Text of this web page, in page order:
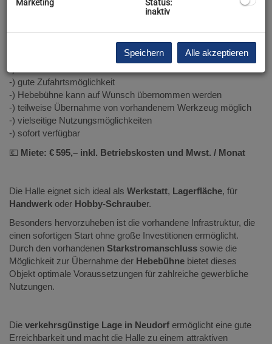
-) ca. 80 m² Nutzfläche (10 m x 8 m)
-) gute Zufahrtsmöglichkeit
-) Hebebühne kann auf Wunsch übernommen werden
-) teilweise Übernahme von vorhandenem Werkzeug möglich
-) vielseitige Nutzungsmöglichkeiten
-) sofort verfügbar
💶 Miete: € 595,– inkl. Betriebskosten und Mwst. / Monat
Die Halle eignet sich ideal als Werkstatt, Lagerfläche, für
Handwerk oder Hobby-Schrauber.
Besonders hervorzuheben ist die vorhandene Infrastruktur, die
einen sofortigen Start ohne große Investitionen ermöglicht.
Durch den vorhandenen Starkstromanschluss sowie die
Möglichkeit zur Übernahme der Hebebühne bietet dieses
Objekt optimale Voraussetzungen für zahlreiche gewerbliche
Nutzungen.
Die verkehrsgünstige Lage in Neudorf ermöglicht eine gute
Erreichbarkeit und macht die Halle zu einem attraktiven
Marketing
Status:
inaktiv
Speichern Alle akzeptieren